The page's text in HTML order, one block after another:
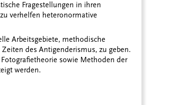
Fragestellungen in ihren
verhelfen heteronormative
Arbeitsgebiete, methodische
des Antigenderismus, zu geben.
sowie Methoden der
werden.